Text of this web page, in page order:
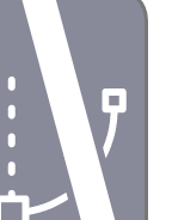
dan canggih
terbaik